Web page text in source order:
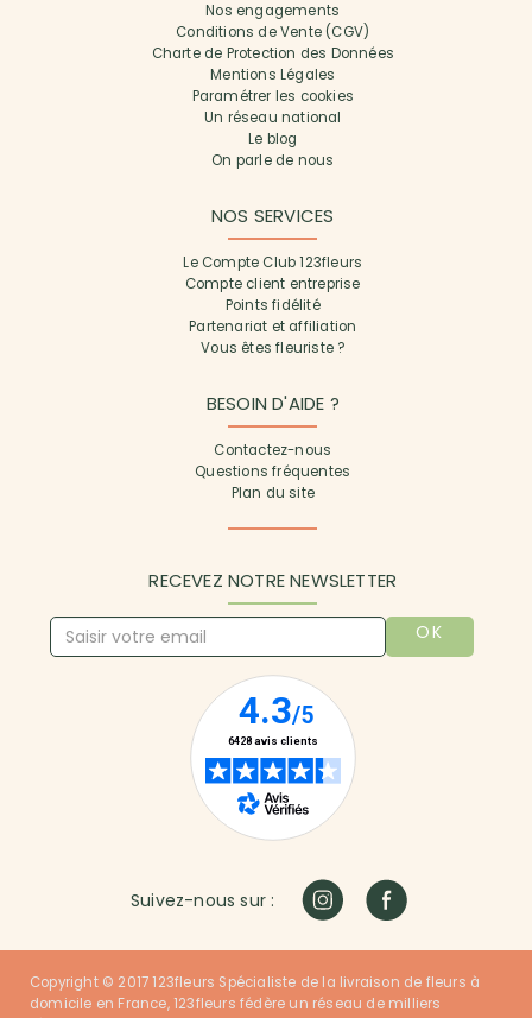
Nos engagements
Conditions de Vente (CGV)
Charte de Protection des Données
Mentions Légales
Paramétrer les cookies
Un réseau national
Le blog
On parle de nous
NOS SERVICES
Le Compte Club 123fleurs
Compte client entreprise
Points fidélité
Partenariat et affiliation
Vous êtes fleuriste ?
BESOIN D'AIDE ?
Contactez-nous
Questions fréquentes
Plan du site
RECEVEZ NOTRE NEWSLETTER
OK
Suivez-nous sur :
Copyright © 2017 123fleurs Spécialiste de la livraison de fleurs à
domicile en France, 123fleurs fédère un réseau de milliers